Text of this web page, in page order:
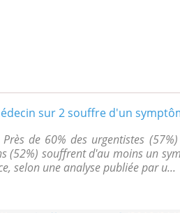
Près de 60% des urgentistes
(52%) souffrent d'au moins un
selon une analyse publiée par u...